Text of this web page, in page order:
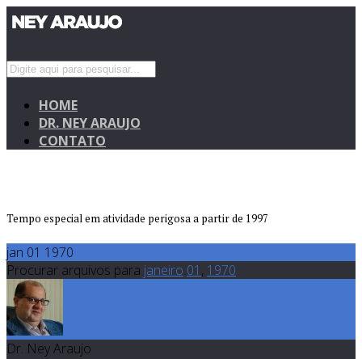
HOME
DR. NEY ARAUJO
CONTATO
Tempo especial em atividade perigosa a partir de 1997
jan 01 1970
Procurar arquivos para janeiro 01 , 1970
Dr. Ney Araujo